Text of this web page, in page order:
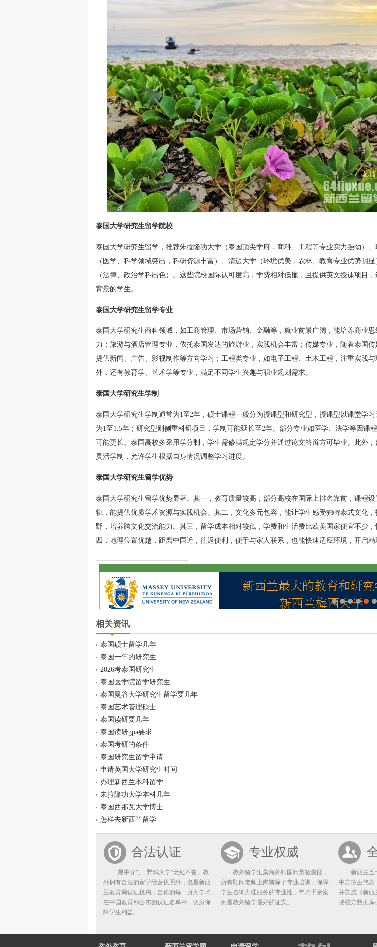
泰国大学研究生留学院校
泰国大学研究生留学，推荐朱拉隆功大学（泰国顶尖学府，商科、工程等专业实力强劲）、
（医学、科学领域突出，科研资源丰富）、清迈大学（环境优美，农林、教育专业优势明
（法律、政治学科出色）。这些院校国际认可度高，学费相对低廉，且提供英文授课项目
背景的学生。
泰国大学研究生留学专业
泰国大学研究生商科领域，如工商管理、市场营销、金融等，就业前景广阔，能培养商业思
力；旅游与酒店管理专业，依托泰国发达的旅游业，实践机会丰富；传媒专业，随着泰国传
提供新闻、广告、影视制作等方向学习；工程类专业，如电子工程、土木工程，注重实践
外，还有教育学、艺术学等专业，满足不同学生兴趣与职业规划需求。
泰国大学研究生学制
泰国大学研究生学制通常为1至2年，硕士课程一般分为授课型和研究型，授课型以课堂学习
为1至1.5年；研究型则侧重科研项目，学制可能延长至2年。部分专业如医学、法学等因课
可能更长。泰国高校多采用学分制，学生需修满规定学分并通过论文答辩方可毕业。此外
灵活学制，允许学生根据自身情况调整学习进度。
泰国大学研究生留学优势
泰国大学研究生留学优势显著。其一，教育质量较高，部分高校在国际上排名靠前，课程设
轨，能提供优质学术资源与实践机会。其二，文化多元包容，能让学生感受独特泰式文化，
野，培养跨文化交流能力。其三，留学成本相对较低，学费和生活费比欧美国家便宜不少
四，地理位置优越，距离中国近，往返便利，便于与家人联系，也能快速适应环境，开启精
相关资讯
泰国硕士留学几年
泰国一年的研究生
2026考泰国研究生
泰国医学院留学研究生
泰国曼谷大学研究生留学要几年
泰国艺术管理硕士
泰国读研要几年
泰国读研gpa要求
泰国考研的条件
泰国研究生留学申请
申请英国大学研究生时间
办理新西兰本科留学
朱拉隆功大学本科几年
泰国西那瓦大学博士
怎样去新西兰留学
合法认证
"黑中介"、"野鸡大学"无处不在，教
外拥有合法的留学经营执照外，也是新西
兰教育局认证机构，合作的每一所大学均
在中国教育部公布的认证名单中，切身保
障学生利益。
专业权威
教外留学汇集海外归国精英智囊团，
所有顾问老师上岗前除了专业培训，保障
学生咨询办理服务的专业性，年均千余案
例是教外留学最好的证实。
新西兰五十
中方招生代表
并实施《新西
接校方数据库